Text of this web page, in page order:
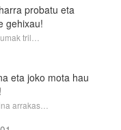
probatu eta
gehixau!
tril…
eta joko mota hau
arrakas…